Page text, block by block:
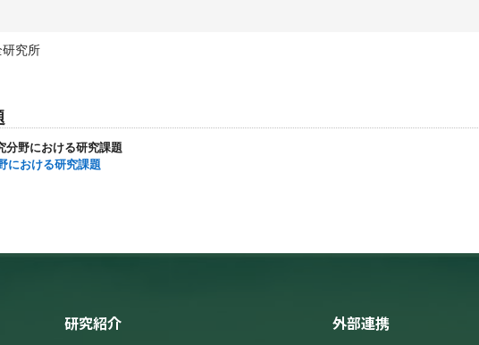
究所
分野における研究課題
における研究課題
研究紹介 外部連携